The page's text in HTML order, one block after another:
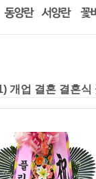
개업 결혼 결혼